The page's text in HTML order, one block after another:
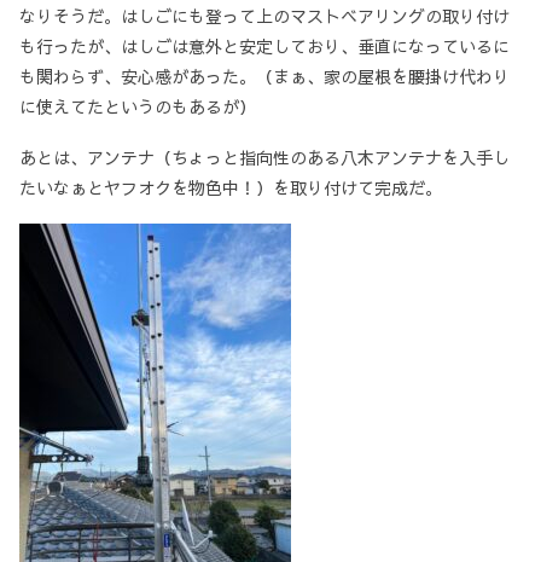
なりそうだ。はしごにも登って上のマストベアリングの取り付け
も行ったが、はしごは意外と安定しており、垂直になっているに
も関わらず、安心感があった。（まぁ、家の屋根を腰掛け代わり
に使えてたというのもあるが）
あとは、アンテナ（ちょっと指向性のある八木アンテナを入手し
たいなぁとヤフオクを物色中！）を取り付けて完成だ。